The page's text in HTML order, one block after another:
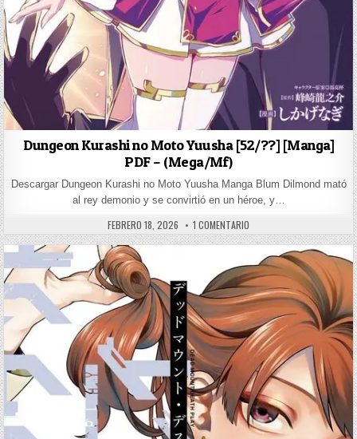
Dungeon Kurashi no Moto Yuusha [52/??] [Manga]
PDF – (Mega/Mf)
Descargar Dungeon Kurashi no Moto Yuusha Manga Blum Dilmond mató
al rey demonio y se convirtió en un héroe, y…
PUBLISHED DATE:
FEBRERO 18, 2026 1 COMENTARIO EN DUNGEON KURASHI